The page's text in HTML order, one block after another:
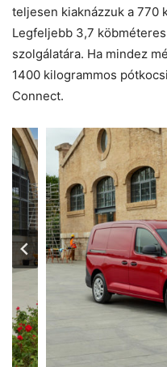
teljesen kiaknázzuk a 770
Legfeljebb 3,7
szolgálatára. Ha mindez
1400 kilogrammos
Connect.